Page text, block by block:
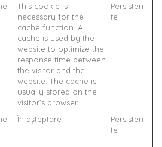
This cookie is
necessary for the
cache function. A
cache is used by the
website to optimize the
response time between
the visitor and the
website. The cache is
usually stored on the
visitor’s browser.
Persisten
te
În așteptare
Persisten
te